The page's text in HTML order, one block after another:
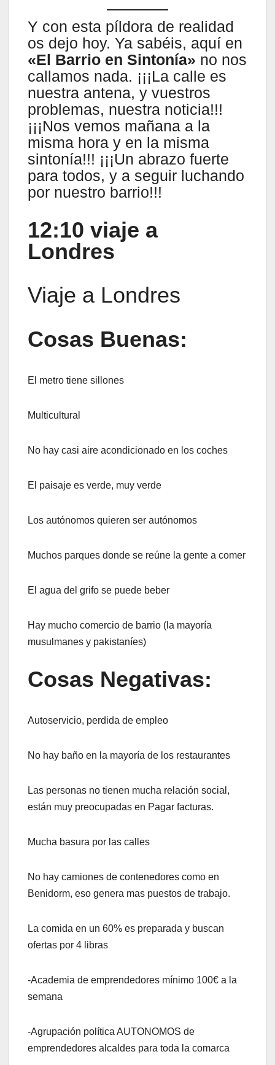
Y con esta píldora de realidad
os dejo hoy. Ya sabéis, aquí en
«El Barrio en Sintonía» no nos
callamos nada. ¡¡¡La calle es
nuestra antena, y vuestros
problemas, nuestra noticia!!!
¡¡¡Nos vemos mañana a la
misma hora y en la misma
sintonía!!! ¡¡¡Un abrazo fuerte
para todos, y a seguir luchando
por nuestro barrio!!!
12:10 viaje a
Londres
Viaje a Londres
Cosas Buenas:
El metro tiene sillones
Multicultural
No hay casi aire acondicionado en los coches
El paisaje es verde, muy verde
Los autónomos quieren ser autónomos
Muchos parques donde se reúne la gente a comer
El agua del grifo se puede beber
Hay mucho comercio de barrio (la mayoría
musulmanes y pakistaníes)
Cosas Negativas:
Autoservicio, perdida de empleo
No hay baño en la mayoría de los restaurantes
Las personas no tienen mucha relación social,
están muy preocupadas en Pagar facturas.
Mucha basura por las calles
No hay camiones de contenedores como en
Benidorm, eso genera mas puestos de trabajo.
La comida en un 60% es preparada y buscan
ofertas por 4 libras
-Academia de emprendedores mínimo 100€ a la
semana
-Agrupación política AUTONOMOS de
emprendedores alcaldes para toda la comarca